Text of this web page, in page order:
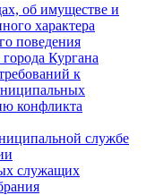
об имуществе и
характера
поведения
Кургана
к
конфликта
службе
служащих